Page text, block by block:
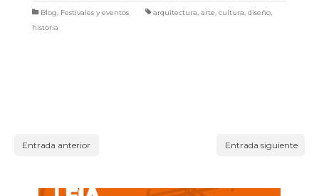
Blog, Festivales y eventos arquitectura, arte, cultura, diseño,
historia
Entrada anterior Entrada siguiente